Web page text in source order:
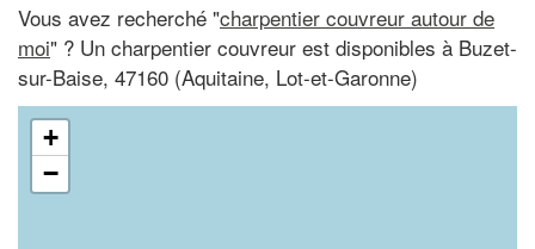
Vous avez recherché "charpentier couvreur autour de
moi" ? Un charpentier couvreur est disponibles à Buzet-
sur-Baise, 47160 (Aquitaine, Lot-et-Garonne)
+
−